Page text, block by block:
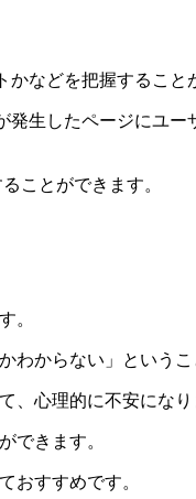
などを把握すること
生したページにユー
ことができます。
。
わからない」というこ
心理的に不安になり
できます。
おすすめです。